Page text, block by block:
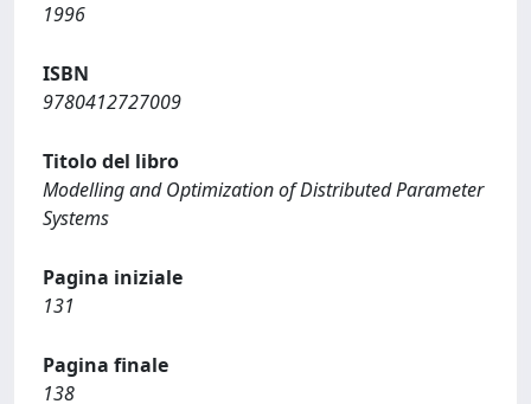
1996
ISBN
9780412727009
Titolo del libro
Modelling and Optimization of Distributed Parameter
Systems
Pagina iniziale
131
Pagina finale
138